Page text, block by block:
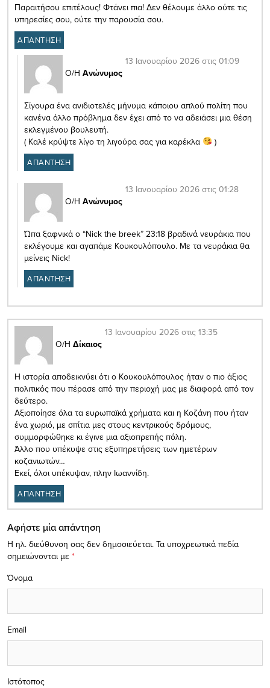
Παραιτήσου επιτέλους! Φτάνει πια! Δεν θέλουμε άλλο ούτε τις
υπηρεσίες σου, ούτε την παρουσία σου.
ΑΠΑΝΤΗΣΗ
Ο/Η Ανώνυμος
13 Ιανουαρίου 2026 στις 01:09
Σίγουρα ένα ανιδιοτελές μήνυμα κάποιου απλού πολίτη που
κανένα άλλο πρόβλημα δεν έχει από το να αδειάσει μια θέση
εκλεγμένου βουλευτή.
( Καλέ κρύψτε λίγο τη λιγούρα σας για καρέκλα
)
ΑΠΑΝΤΗΣΗ
Ο/Η Ανώνυμος
13 Ιανουαρίου 2026 στις 01:28
Ώπα ξαφνικά ο “Nick the breek” 23:18 βραδινά νευράκια που
εκλέγουμε και αγαπάμε Κουκουλόπουλο. Με τα νευράκια θα
μείνεις Nick!
ΑΠΑΝΤΗΣΗ
Ο/Η Δίκαιος
13 Ιανουαρίου 2026 στις 13:35
Η ιστορία αποδεικνύει ότι ο Κουκουλόπουλος ήταν ο πιο άξιος
πολιτικός που πέρασε από την περιοχή μας με διαφορά από τον
δεύτερο.
Αξιοποίησε όλα τα ευρωπαϊκά χρήματα και η Κοζάνη που ήταν
ένα χωριό, με σπίτια μες στους κεντρικούς δρόμους,
συμμορφώθηκε κι έγινε μια αξιοπρεπής πόλη.
Άλλο που υπέκυψε στις εξυπηρετήσεις των ημετέρων
κοζανιωτών…
Εκεί, όλοι υπέκυψαν, πλην Ιωαννίδη.
ΑΠΑΝΤΗΣΗ
Αφήστε μία απάντηση
Η ηλ. διεύθυνση σας δεν δημοσιεύεται. Τα υποχρεωτικά πεδία
σημειώνονται με *
Όνομα
Email
Ιστότοπος